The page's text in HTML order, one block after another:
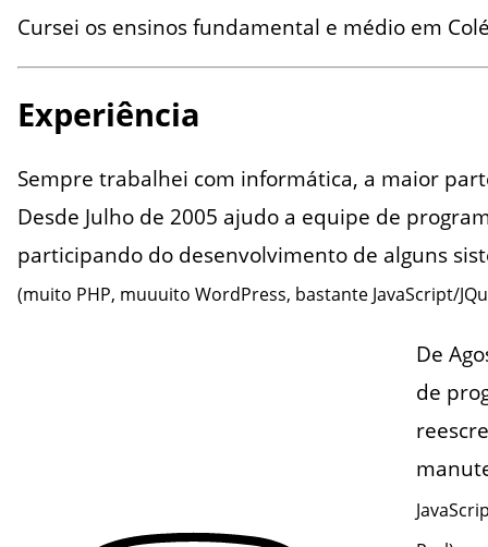
Cursei os ensinos fundamental e médio em
Experiência
Sempre trabalhei com informática, a maior
Desde Julho de 2005 ajudo a equipe de
participando do desenvolvimento de alguns
(muito PHP, muuuito WordPress, bastante JavaScript/
De
de